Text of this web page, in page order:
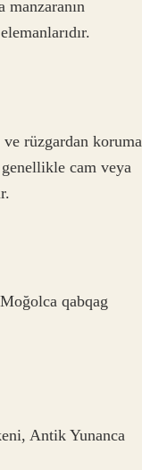
manzaranın
ve rüzgardan koruma
genellikle cam veya
qabqag
Antik Yunanca